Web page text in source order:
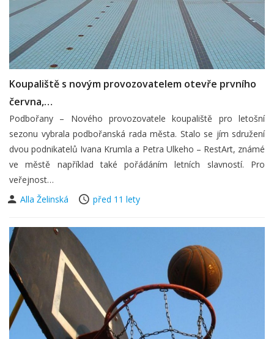
Koupaliště s novým provozovatelem otevře prvního
června,…
Podbořany – Nového provozovatele koupaliště pro letošní
sezonu vybrala podbořanská rada města. Stalo se jím sdružení
dvou podnikatelů Ivana Krumla a Petra Ulkeho – RestArt, známé
ve městě například také pořádáním letních slavností. Pro
veřejnost…
Alla Želinská
před 11 lety